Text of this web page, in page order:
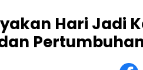
Hari Jadi